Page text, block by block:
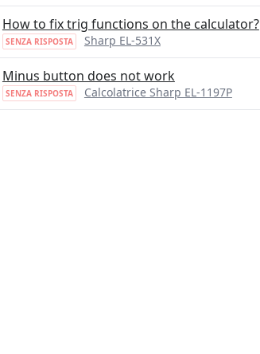
How to fix trig functions on the calculator?
SENZA RISPOSTA Sharp EL-531X
Minus button does not work
SENZA RISPOSTA Calcolatrice Sharp EL-1197P